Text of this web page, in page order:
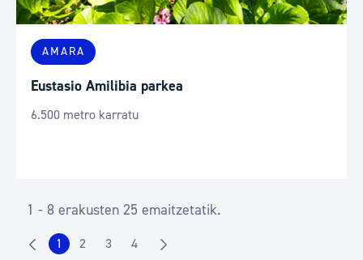
AMARA
Eustasio Amilibia parkea
6.500 metro karratu
1 - 8 erakusten 25 emaitzetatik.
Orrialdea
1 Orrialdea
2 Orrialdea
3 Orrialdea
4